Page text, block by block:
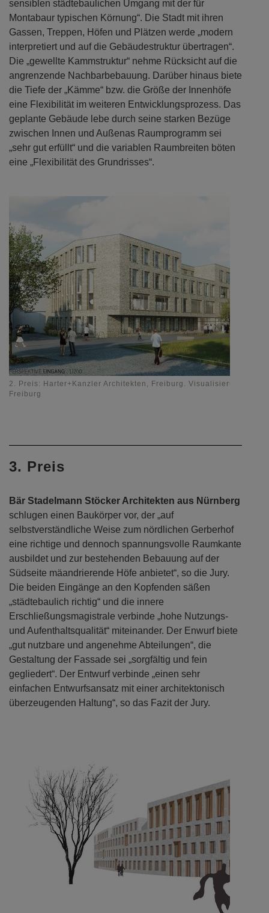
sensiblen städtebaulichen Umgang mit der für
Montabaur typischen Körnung“. Die Stadt mit ihren
Gassen, Treppen, Höfen und Plätzen werde „modern
interpretiert und auf die Gebäudestruktur übertragen“.
Die „gewellte Kammstruktur“ nehme Rücksicht auf die
angrenzende Nachbarbebauung. Darüber hinaus biete
die Tiefe der „Kämme“ bzw. die Größe der Innenhöfe
eine Flexibilität im weiteren Entwicklungsprozess. Das
geplante Gebäude lebe durch seine starken Bezüge
zwischen Innen und Außenas Raumprogramm sei
„sehr gut erfüllt“ und die variablen Raumbreiten böten
eine „Flexibilität des Grundrisses“.
2. Preis: Harter+Kanzler Architekten, Freiburg. Visualisierung:
Freiburg
3. Preis
Bär Stadelmann Stöcker Architekten aus Nürnberg
schlugen einen Baukörper vor, der „auf
selbstverständliche Weise zum nördlichen Gerberhof
eine richtige und dennoch spannungsvolle Raumkante
ausbildet und zur bestehenden Bebauung auf der
Südseite mäandrierende Höfe anbietet“, so die Jury.
Die beiden Eingänge an den Kopfenden säßen
„städtebaulich richtig“ und die innere
Erschließungsmagistrale verbinde „hohe Nutzungs-
und Aufenthaltsqualität“ miteinander. Der Enwurf biete
„gut nutzbare und angenehme Abteilungen“, die
Gestaltung der Fassade sei „sorgfältig und fein
gegliedert“. Der Entwurf verbinde „einen sehr
einfachen Entwurfsansatz mit einer architektonisch
überzeugenden Haltung“, so das Fazit der Jury.